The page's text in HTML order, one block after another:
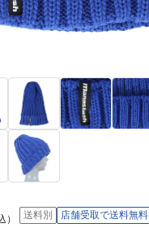
） 送料別 店舗受取で送料無料